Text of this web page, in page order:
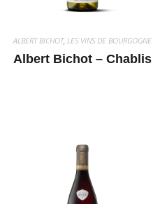
ALBERT BICHOT,LES VINS DE BOURGOGNE
Albert Bichot – Chablis